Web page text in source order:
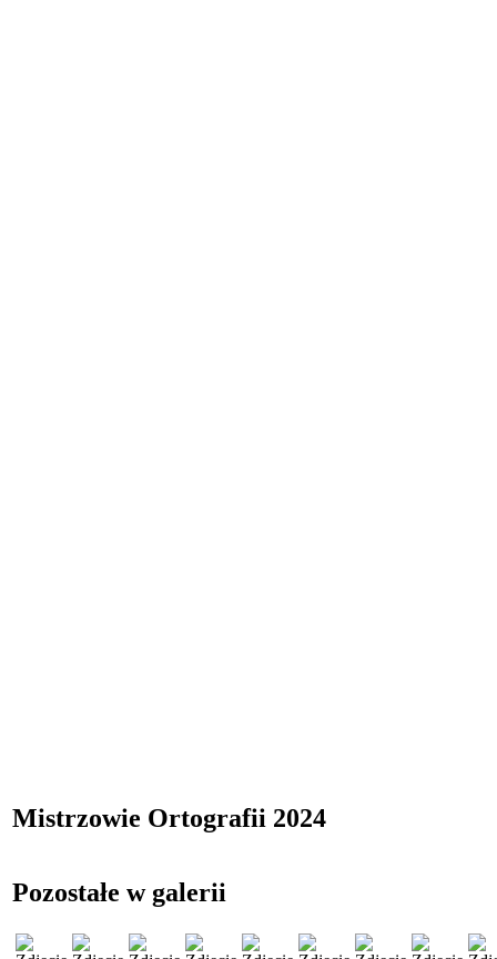
Mistrzowie Ortografii 2024
Pozostałe w galerii